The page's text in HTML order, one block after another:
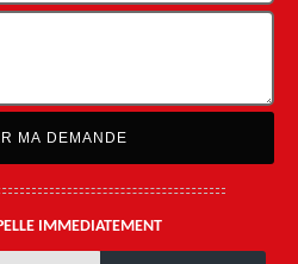
IMMEDIATEMENT